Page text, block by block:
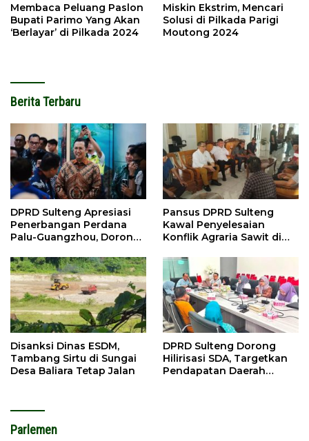
Membaca Peluang Paslon
Bupati Parimo Yang Akan
‘Berlayar’ di Pilkada 2024
Miskin Ekstrim, Mencari
Solusi di Pilkada Parigi
Moutong 2024
Berita Terbaru
DPRD Sulteng Apresiasi
Penerbangan Perdana
Palu-Guangzhou, Dorong
Pansus DPRD Sulteng
Kawal Penyelesaian
Konflik Agraria Sawit di
Disanksi Dinas ESDM,
Tambang Sirtu di Sungai
Desa Baliara Tetap Jalan
DPRD Sulteng Dorong
Hilirisasi SDA, Targetkan
Pendapatan Daerah
Parlemen